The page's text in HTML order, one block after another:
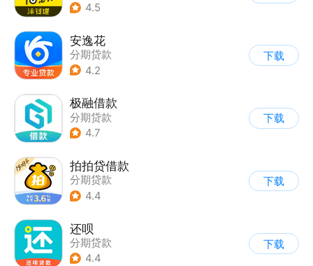
4.5
安逸花
分期贷款
4.2
下载
极融借款
分期贷款
4.7
下载
拍拍贷借款
分期贷款
4.4
下载
还呗
分期贷款
4.4
下载